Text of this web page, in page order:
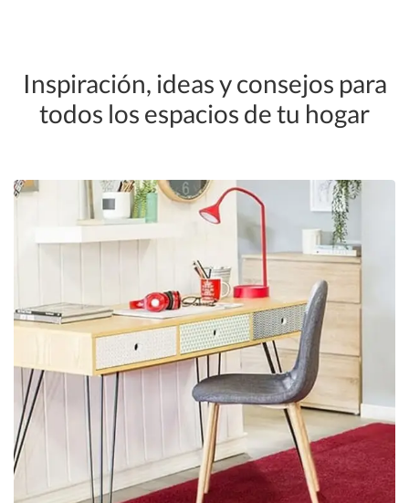
Inspiración, ideas y consejos para
todos los espacios de tu hogar